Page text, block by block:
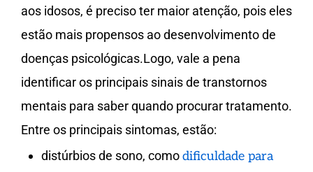
aos idosos, é preciso ter maior atenção, pois eles
estão mais propensos ao desenvolvimento de
doenças psicológicas.Logo, vale a pena
identificar os principais sinais de transtornos
mentais para saber quando procurar tratamento.
Entre os principais sintomas, estão:
distúrbios de sono, comodificuldade para